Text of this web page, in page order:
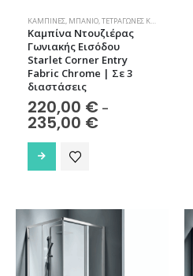
προϊόντος
ΚΑΜΠΊΝΕΣ, ΜΠΆΝΙΟ,ΤΕΤΡΆΓΩΝΕΣ ΚΑΜΠΊΝΕΣ
Καμπίνα Nτουζιέρας
Γωνιακής Εισόδου
Starlet Corner Entry
Fabric Chrome | Σε 3
διαστάσεις
220,00 € –
235,00 €Price
Αυτό
το
πολλαπλές
παραλλαγές.
επιλογές